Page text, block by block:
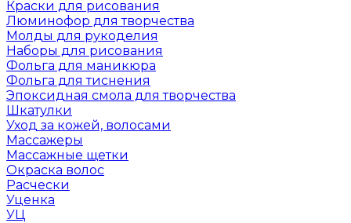
Краски для рисования
Люминофор для творчества
Молды для рукоделия
Наборы для рисования
Фольга для маникюра
Фольга для тиснения
Эпоксидная смола для творчества
Шкатулки
Уход за кожей, волосами
Массажеры
Массажные щетки
Окраска волос
Расчески
Уценка
УЦ